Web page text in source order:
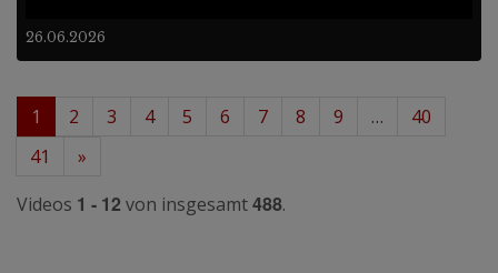
26.06.2026
1 2 3 4 5 6 7 8 9 …
40
41
»
Videos 1 - 12 von insgesamt488.